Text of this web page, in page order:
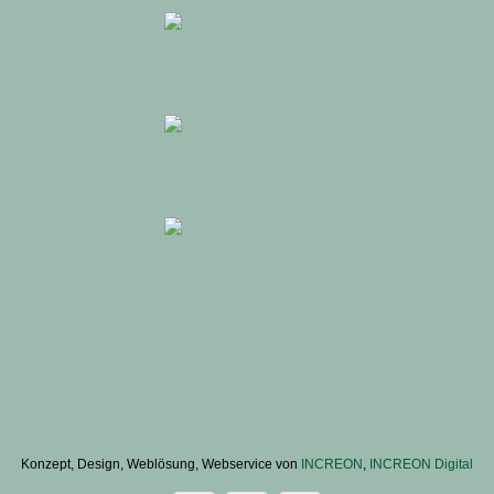
Konzept, Design, Weblösung, Webservice von INCREON , INCREON Digital